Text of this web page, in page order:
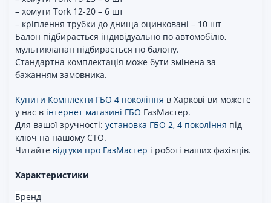
– хомути Tork 12-20 – 6 шт
– кріплення трубки до днища оцинковані – 10 шт
Балон підбирається індивідуально по автомобілю,
мультиклапан підбирається по балону.
Стандартна комплектація може бути змінена за
бажанням замовника.
Купити Комплекти ГБО 4 покоління в Харкові ви можете
у нас в інтернет магазині ГБО ГазМастер.
Для вашої зручності: установка ГБО 2, 4 покоління під
ключ на нашому СТО.
Читайте відгуки про ГазМастер і роботі наших фахівців.
Характеристики
Бренд